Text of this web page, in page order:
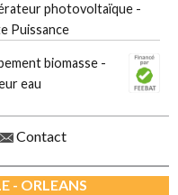
photovoltaïque -
Puissance
biomasse -
eau
Contact
- ORLEANS